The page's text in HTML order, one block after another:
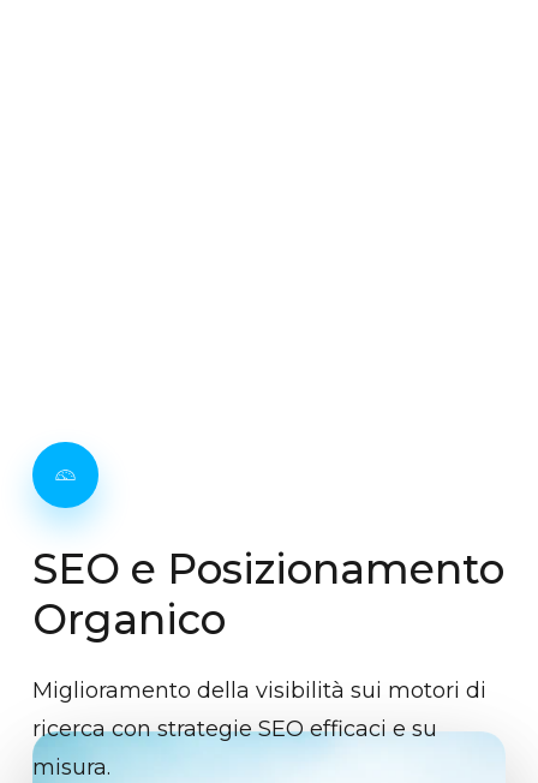
SEO e Posizionamento
Organico
Miglioramento della visibilità sui motori di
ricerca con strategie SEO efficaci e su
misura.